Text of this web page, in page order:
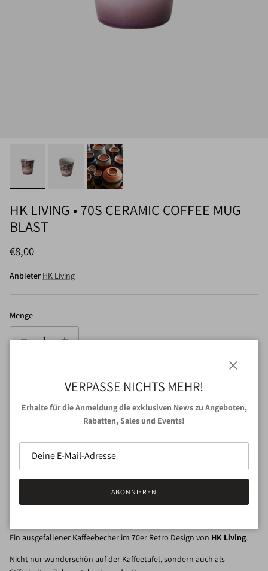
HK LIVING • 70S CERAMIC COFFEE MUG
BLAST
Normaler Preis
€8,00
Anbieter HK Living
Menge
IN DEN WARENKORB
Abholung beiVAN NORD Storeverfügbar
Gewöhnlich fertig in 24 Stunden
Ein ausgefallener Kaffeebecher im 70er Retro Design von HK Living.
Nicht nur wunderschön auf der Kaffeetafel, sondern auch als
VERPASSE NICHTS MEHR!
Erhalte für die Anmeldung die exklusiven News zu Angeboten,
Rabatten, Sales und Events!
ABONNIEREN